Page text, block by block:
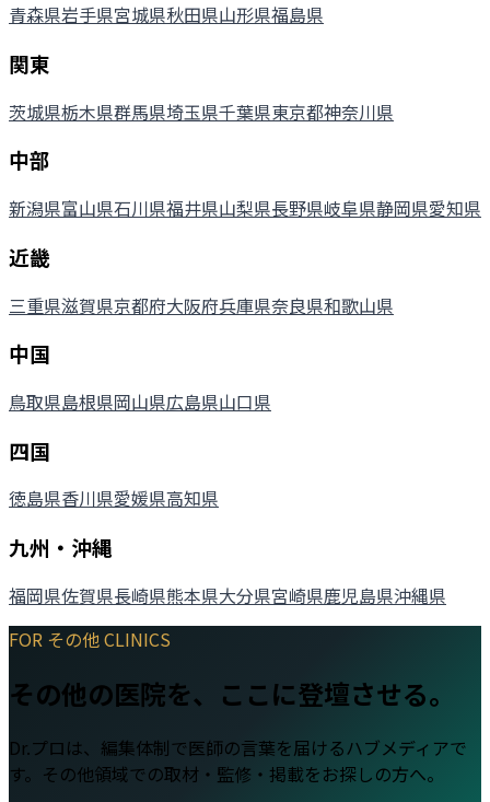
青森県岩手県宮城県秋田県山形県福島県
関東
茨城県栃木県群馬県埼玉県千葉県東京都神奈川県
中部
新潟県富山県石川県福井県山梨県長野県岐阜県静岡県愛知県
近畿
三重県滋賀県京都府大阪府兵庫県奈良県和歌山県
中国
鳥取県島根県岡山県広島県山口県
四国
徳島県香川県愛媛県高知県
九州・沖縄
福岡県佐賀県長崎県熊本県大分県宮崎県鹿児島県沖縄県
FOR その他CLINICS
その他の医院を、ここに登壇させる。
Dr.プロは、編集体制で医師の言葉を届けるハブメディアで
す。 その他領域での取材・監修・掲載をお探しの方へ。